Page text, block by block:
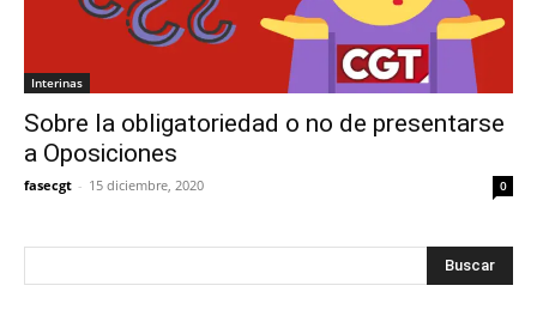
Interinas
Sobre la obligatoriedad o no de presentarse
a Oposiciones
fasecgt - 15 diciembre, 2020 0